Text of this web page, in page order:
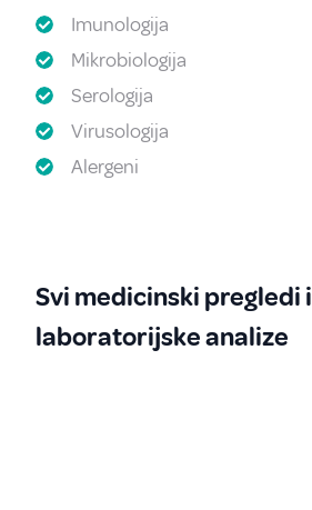
Imunologija
Mikrobiologija
Serologija
Virusologija
Alergeni
Svi medicinski pregledi i
laboratorijske analize